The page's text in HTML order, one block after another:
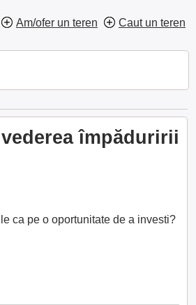
Am/ofer un teren Caut un teren
împăduririi
ca pe o oportunitate de a investi?